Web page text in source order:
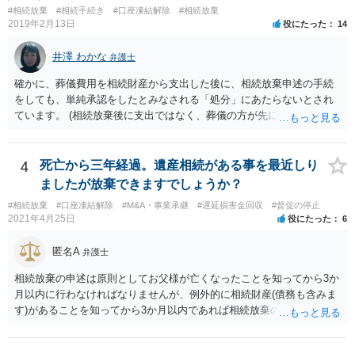
#相続放棄 #相続手続き #口座凍結解除 #相続放棄
2019年2月13日 役にたった 14
井澤 わかな 弁護士
確かに、葬儀費用を相続財産から支出した後に、相続放棄申述の手続
をしても、単純承認をしたとみなされる「処分」にあたらないとされ
ています。 (相続放棄後に支出ではなく、葬儀の方が先に来るのが通常
述の手続ということだと思いますが) ただ、葬儀費用ならいくらでもよ
いということではなく、身分相応の、社会的儀式として当然認められ
る程度の金額に留まると考えた方がよいです。 もし、相続人の皆さん
に葬儀費用を支出する経済力がなく、質素な葬儀を行った費用であれ
ば相続財産から支出しても単純承認と認められない可能性が高いの
で、相続放棄申述が受理される可能性も高いと思います。
4
死亡から三年経過。遺産相続がある事を最近しり
ましたが放棄できますでしょうか？
#相続放棄 #口座凍結解除 #M&A・事業承継 #遅延損害金回収 #督促の停止
2021年4月25日 役にたった 6
匿名A 弁護士
相続放棄の申述は原則としてお父様が亡くなったことを知ってから3か
月以内に行わなければなりませんが、例外的に相続財産(債務も含みま
す)があることを知ってから3か月以内であれば相続放棄の申述が認め
したら、早急に家裁に行って相続放棄の申述をしたい旨告げて必要な